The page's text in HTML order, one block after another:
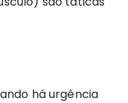
há urgência